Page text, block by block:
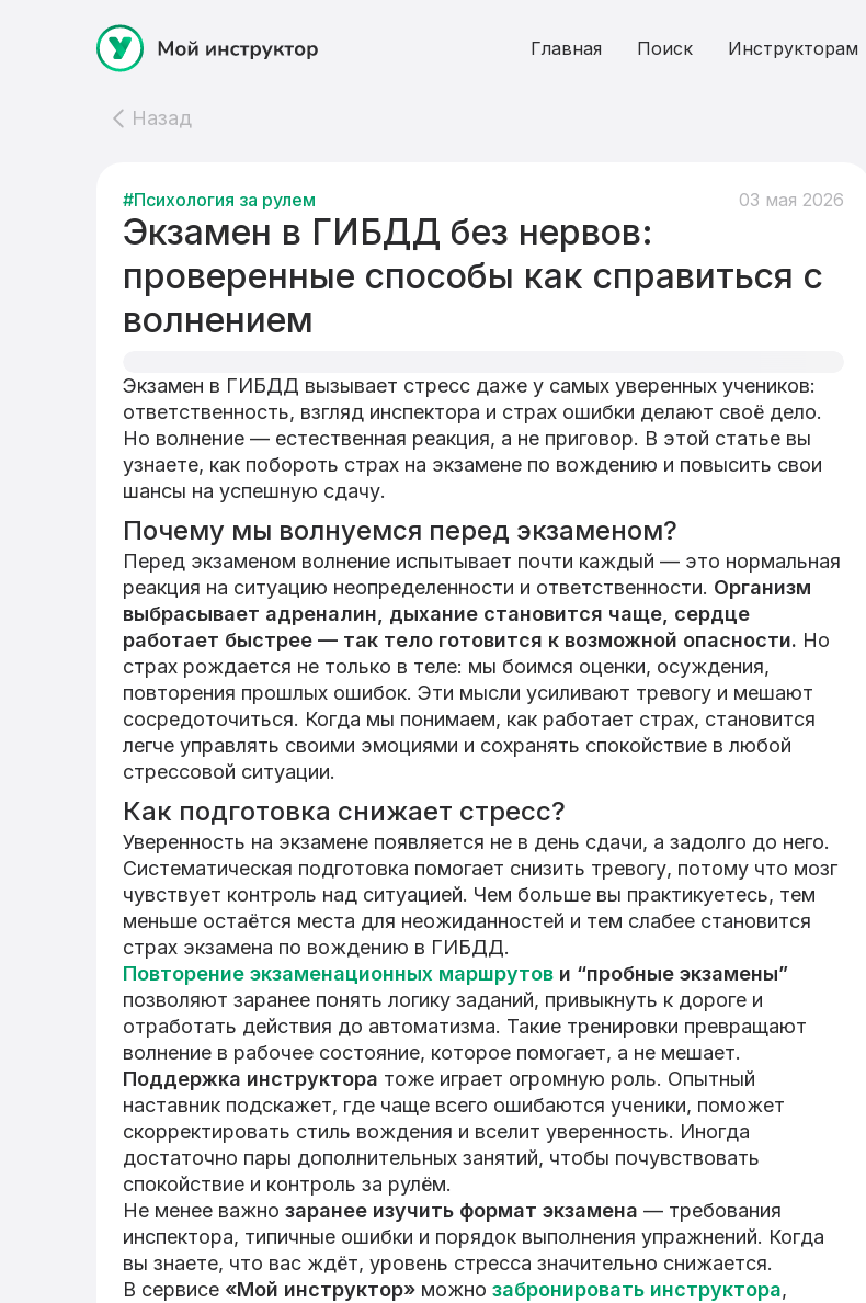
Главная Поиск Инструкторам
Назад
#Психология за рулем 03 мая 2026
Экзамен в ГИБДД без нервов:
проверенные способы как справиться с
волнением
Экзамен в ГИБДД вызывает стресс даже у самых уверенных учеников:
ответственность, взгляд инспектора и страх ошибки делают своё дело.
Но волнение — естественная реакция, а не приговор. В этой статье вы
узнаете, как побороть страх на экзамене по вождению и повысить свои
шансы на успешную сдачу.
Почему мы волнуемся перед экзаменом?
Перед экзаменом волнение испытывает почти каждый — это нормальная
реакция на ситуацию неопределенности и ответственности. Организм
выбрасывает адреналин, дыхание становится чаще, сердце
работает быстрее — так тело готовится к возможной опасности. Но
страх рождается не только в теле: мы боимся оценки, осуждения,
повторения прошлых ошибок. Эти мысли усиливают тревогу и мешают
сосредоточиться. Когда мы понимаем, как работает страх, становится
легче управлять своими эмоциями и сохранять спокойствие в любой
стрессовой ситуации.
Как подготовка снижает стресс?
Уверенность на экзамене появляется не в день сдачи, а задолго до него.
Систематическая подготовка помогает снизить тревогу, потому что мозг
чувствует контроль над ситуацией. Чем больше вы практикуетесь, тем
меньше остаётся места для неожиданностей и тем слабее становится
страх экзамена по вождению в ГИБДД.
Повторение экзаменационных маршрутов и “пробные экзамены”
позволяют заранее понять логику заданий, привыкнуть к дороге и
отработать действия до автоматизма. Такие тренировки превращают
волнение в рабочее состояние, которое помогает, а не мешает.
Поддержка инструктора тоже играет огромную роль. Опытный
наставник подскажет, где чаще всего ошибаются ученики, поможет
скорректировать стиль вождения и вселит уверенность. Иногда
достаточно пары дополнительных занятий, чтобы почувствовать
спокойствие и контроль за рулём.
Не менее важно заранее изучить формат экзамена — требования
инспектора, типичные ошибки и порядок выполнения упражнений. Когда
вы знаете, что вас ждёт, уровень стресса значительно снижается.
В сервисе «Мой инструктор» можно забронировать инструктора,